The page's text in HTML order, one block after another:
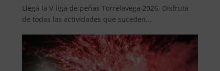
Llega la V liga de peñas Torrelavega 2026. Disfruta
de todas las actividades que suceden...